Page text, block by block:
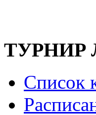
ТУРНИР
Список